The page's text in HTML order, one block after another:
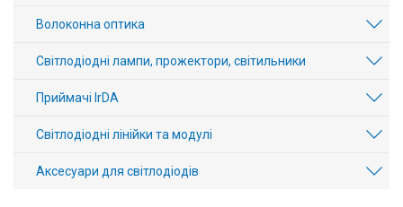
Волоконна оптика
Світлодіодні лампи, прожектори, світильники
Приймачі IrDA
Світлодіодні лінійки та модулі
Аксесуари для світлодіодів